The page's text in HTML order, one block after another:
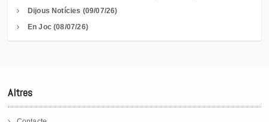
Dijous Notícies (09/07/26)
En Joc (08/07/26)
Altres